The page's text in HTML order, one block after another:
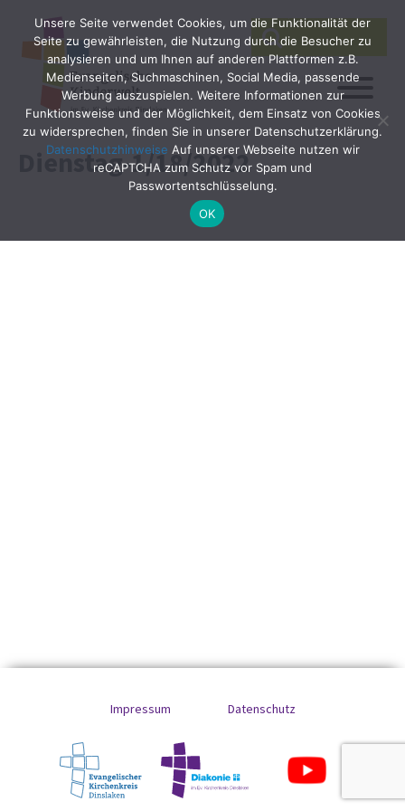
Search
for:
SEARCH
Dienstag-1/18/2022
Impressum Datenschutz
Unsere Seite verwendet Cookies, um die Funktionalität der
Seite zu gewährleisten, die Nutzung durch die Besucher zu
analysieren und um Ihnen auf anderen Plattformen z.B.
Medienseiten, Suchmaschinen, Social Media, passende
Werbung auszuspielen. Weitere Informationen zur
Funktionsweise und der Möglichkeit, dem Einsatz von Cookies
zu widersprechen, finden Sie in unserer Datenschutzerklärung.
Datenschutzhinweise Auf unserer Webseite nutzen wir
reCAPTCHA zum Schutz vor Spam und
Passwortentschlüsselung.
OK